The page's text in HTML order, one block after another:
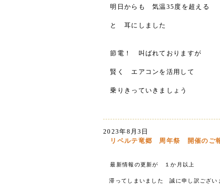
明日からも 気温35度を超える
と 耳にしました
節電！ 叫ばれておりますが
賢く エアコンを活用して
乗りきっていきましょう
2023年8月3日
リベルテ竜郷 周年祭 開催のご
最新情報の更新が １か月以上
滞ってしまいました 誠に申し訳ござい